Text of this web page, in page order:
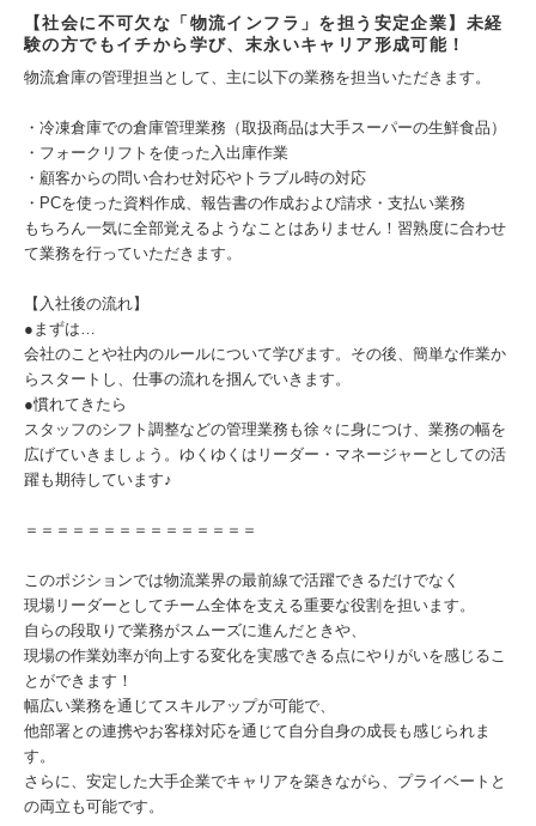
【社会に不可欠な「物流インフラ」を担う安定企業】未経
験の方でもイチから学び、末永いキャリア形成可能！
物流倉庫の管理担当として、主に以下の業務を担当いただきます。
・冷凍倉庫での倉庫管理業務（取扱商品は大手スーパーの生鮮食品）
・フォークリフトを使った入出庫作業
・顧客からの問い合わせ対応やトラブル時の対応
・PCを使った資料作成、報告書の作成および請求・支払い業務
もちろん一気に全部覚えるようなことはありません！習熟度に合わせ
て業務を行っていただきます。
【入社後の流れ】
●まずは…
会社のことや社内のルールについて学びます。その後、簡単な作業か
らスタートし、仕事の流れを掴んでいきます。
●慣れてきたら
スタッフのシフト調整などの管理業務も徐々に身につけ、業務の幅を
広げていきましょう。ゆくゆくはリーダー・マネージャーとしての活
躍も期待しています♪
＝＝＝＝＝＝＝＝＝＝＝＝＝＝＝
このポジションでは物流業界の最前線で活躍できるだけでなく
現場リーダーとしてチーム全体を支える重要な役割を担います。
自らの段取りで業務がスムーズに進んだときや、
現場の作業効率が向上する変化を実感できる点にやりがいを感じるこ
とができます！
幅広い業務を通じてスキルアップが可能で、
他部署との連携やお客様対応を通じて自分自身の成長も感じられま
す。
さらに、安定した大手企業でキャリアを築きながら、プライベートと
の両立も可能です。